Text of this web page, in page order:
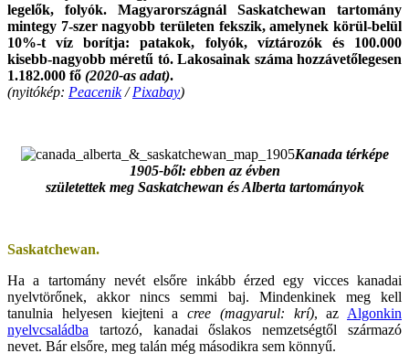
legelők, folyók. Magyarországnál Saskatchewan tartomány
mintegy 7-szer nagyobb területen fekszik, amelynek körül-belül
10%-t víz borítja: patakok, folyók, víztározók és 100.000
kisebb-nagyobb méretű tó. Lakosainak száma hozzávetőlegesen
1.182.000 fő (2020-as adat).
(nyitókép: Peacenik/Pixabay)
Kanada térképe
1905-ből: ebben az évben
születettek meg Saskatchewan ésAlberta tartományok
Saskatchewan.
Ha a tartomány nevét elsőre inkább érzed egy vicces kanadai
nyelvtörőnek, akkor nincs semmi baj. Mindenkinek meg kell
tanulnia helyesen kiejteni a cree (magyarul: krí), az Algonkin
nyelvcsaládba tartozó, kanadai őslakos nemzetségtől származó
nevet. Bár elsőre, meg talán még másodikra sem könnyű.